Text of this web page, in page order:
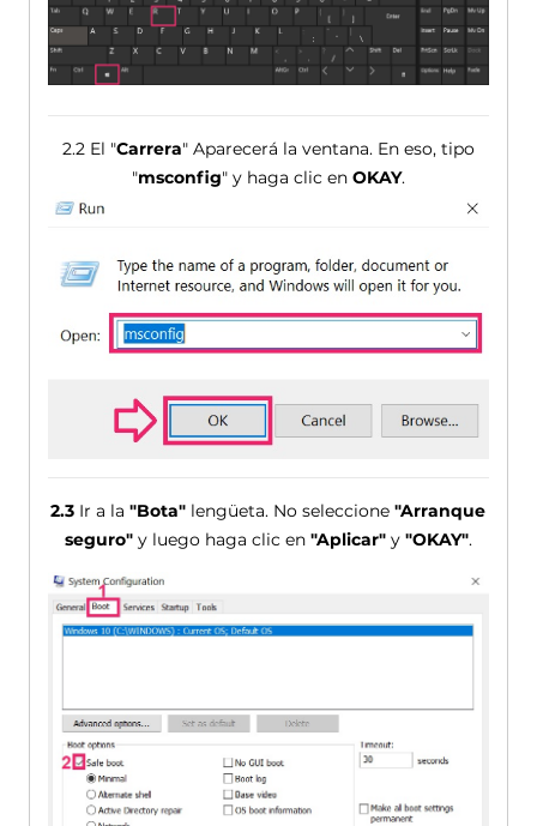
2.2 El "Carrera" Aparecerá la ventana. En eso, tipo
"msconfig" y haga clic en OKAY.
2.3 Ir a la"Bota" lengüeta. No seleccione"Arranque
seguro"y luego haga clic en "Aplicar"y "OKAY".